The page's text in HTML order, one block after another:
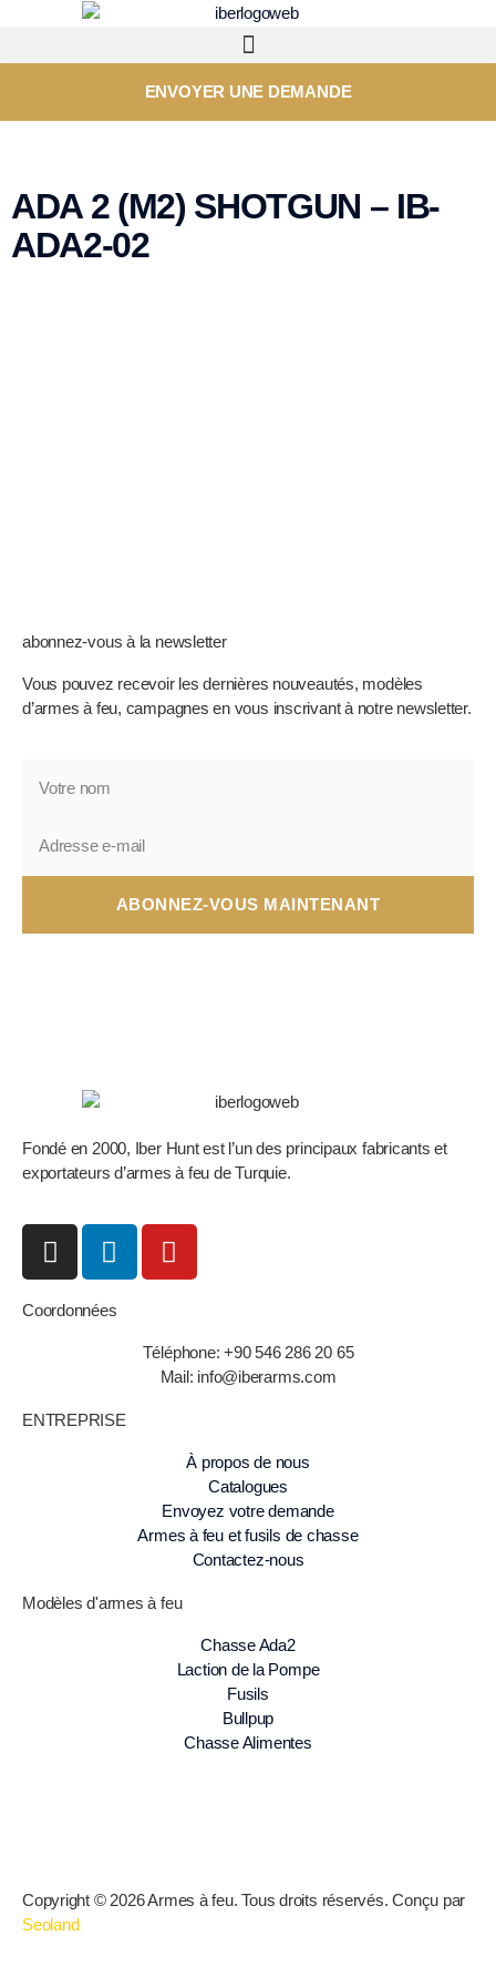
ENVOYER UNE DEMANDE
ADA 2 (M2) SHOTGUN – IB-
ADA2-02
abonnez-vous à la newsletter
Vous pouvez recevoir les dernières nouveautés, modèles
d’armes à feu, campagnes en vous inscrivant à notre newsletter.
ABONNEZ-VOUS MAINTENANT
Fondé en 2000, Iber Hunt est l’un des principaux fabricants et
exportateurs d’armes à feu de Turquie.
Coordonnées
Téléphone: +90 546 286 20 65
Mail: info@iberarms.com
ENTREPRISE
À propos de nous
Catalogues
Envoyez votre demande
Armes à feu et fusils de chasse
Contactez-nous
Modèles d'armes à feu
Chasse Ada2
Laction de la Pompe
Fusils
Bullpup
Chasse Alimentes
Copyright © 2026 Armes à feu. Tous droits réservés. Conçu par
Seoland